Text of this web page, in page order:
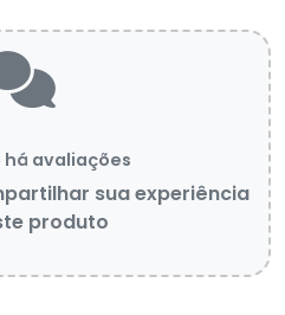
há avaliações
sua experiência
produto